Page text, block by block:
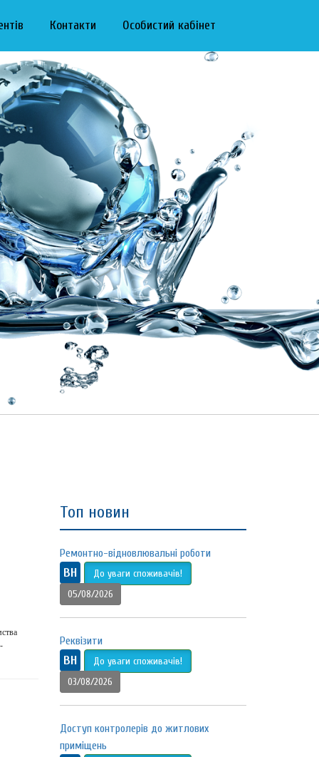
Контакти Особистий кабінет
Топ новин
Ремонтно-відновлювальні роботи
ВН
До уваги споживачів!
05/08/2026
Реквізити
ВН
До уваги споживачів!
03/08/2026
Доступ контролерів до житлових
приміщень